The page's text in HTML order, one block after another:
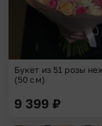
Букет из 51 розы
(50 см)
9 399 ₽